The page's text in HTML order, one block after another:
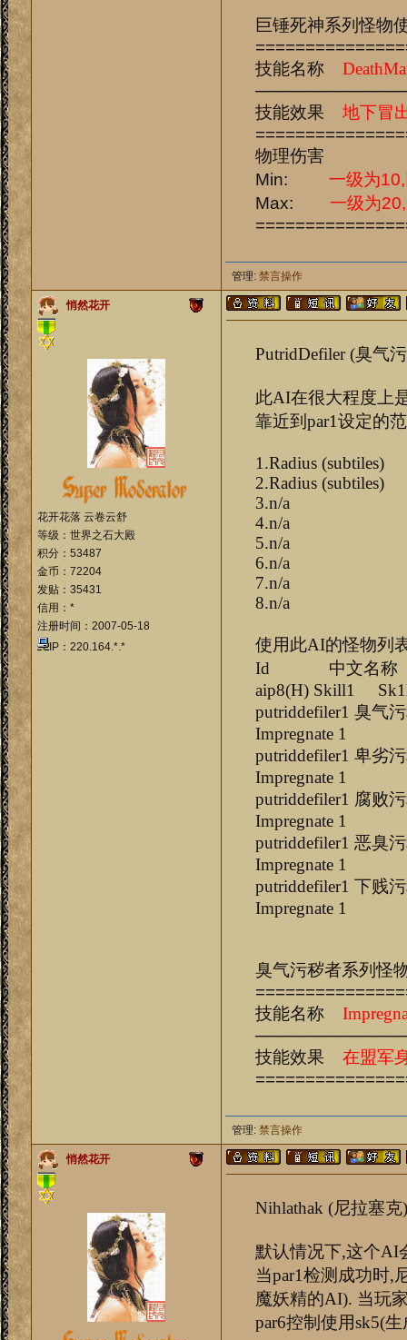
巨锤死神系列怪物
技能名称
技能效果 地下冒
物理伤害
Min: 一级为
Max: 一级为
管理: 禁言操作
悄然花开
花开花落 云卷云舒
等级：世界之石大殿
积分：53487
金币：72204
发贴：35431
信用：*
注册时间：2007-05-18
IP：220.164.*.*
PutridDefiler (臭气
此AI在很大程度上
靠近到par1设定的
1.Radius (subtiles)
2.Radius (subtiles)
3.n/a
4.n/a
5.n/a
6.n/a
7.n/a
8.n/a
使用此AI的怪物列
Id 中文名称
aip8(H) Skill1
Impregnate 1
Impregnate 1
Impregnate 1
Impregnate 1
Impregnate 1
臭气污秽者系列怪
技能名称
技能效果 在盟军
管理: 禁言操作
悄然花开
Nihlathak (尼拉塞克)
默认情况下,这个AI
当par1检测成功时,
魔妖精的AI). 当玩
par6控制使用sk5(